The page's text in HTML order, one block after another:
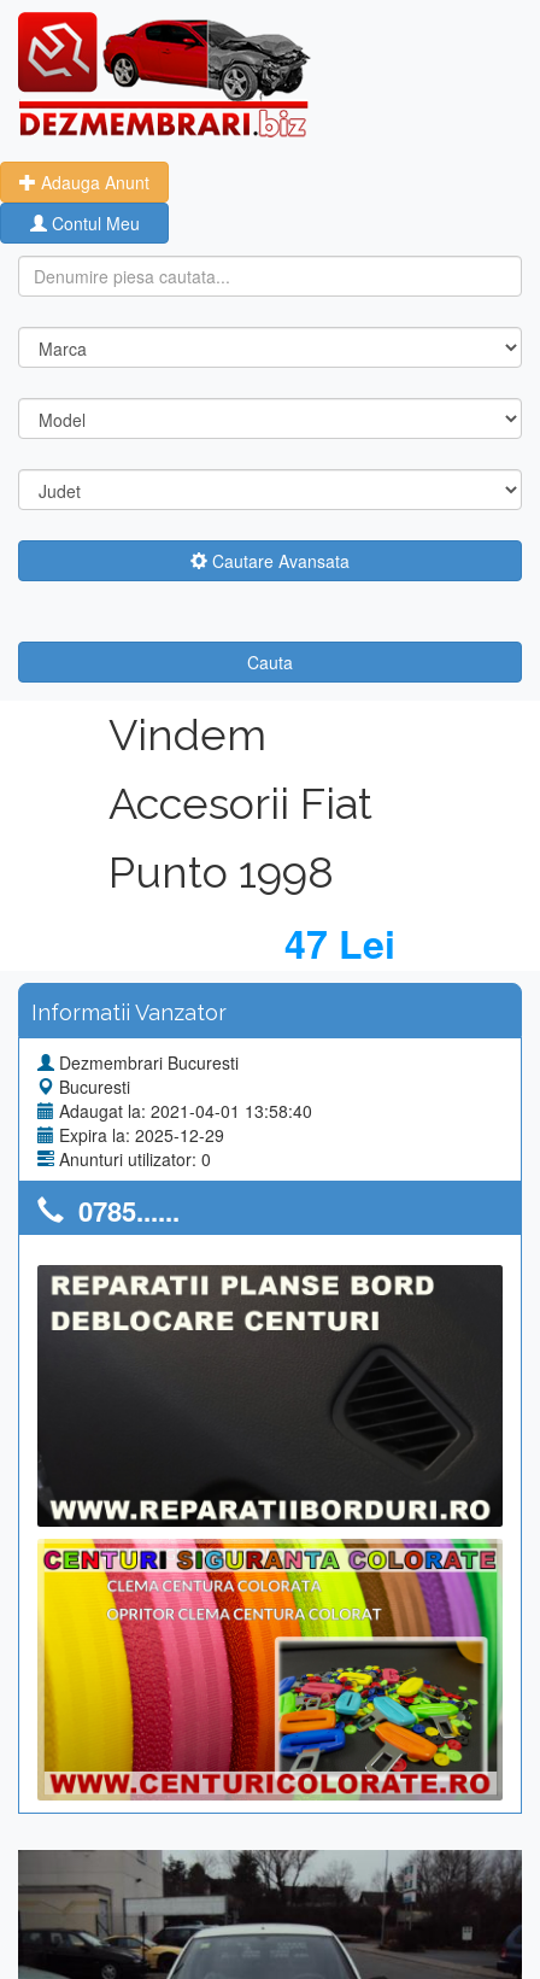
Adauga Anunt
Contul Meu
Cautare Avansata
Cauta
Vindem
Accesorii Fiat
Punto 1998
47 Lei
Informatii Vanzator
Dezmembrari Bucuresti
Bucuresti
Adaugat la: 2021-04-01 13:58:40
Expira la: 2025-12-29
Anunturi utilizator: 0
0785......
Previous Next